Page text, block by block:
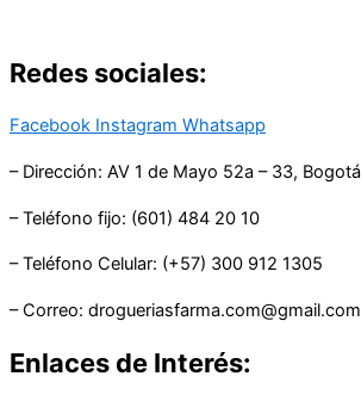
Redes sociales:
Facebook Instagram Whatsapp
– Dirección: AV 1 de Mayo 52a – 33, Bogotá
– Teléfono fijo: (601) 484 20 10
– Teléfono Celular: (+57) 300 912 1305
– Correo: drogueriasfarma.com@gmail.com
Enlaces de Interés: